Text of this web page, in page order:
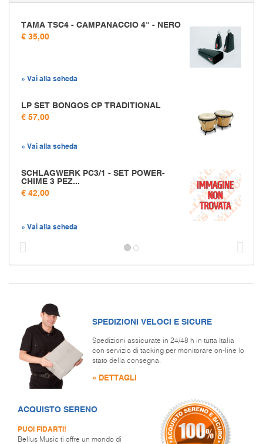
TAMA TSC4 - CAMPANACCIO 4" - NERO
€ 35,00
» Vai alla scheda
LP SET BONGOS CP TRADITIONAL
€ 57,00
» Vai alla scheda
SCHLAGWERK PC3/1 - SET POWER-
CHIME 3 PEZ...
€ 42,00
» Vai alla scheda
SPEDIZIONI VELOCI E SICURE
Spedizioni assicurate in 24/48 h in tutta Italia
con servizio di tacking per monitorare on-line lo
stato della consegna.
» DETTAGLI
ACQUISTO SERENO
PUOI FIDARTI!
Bellus Music ti offre un mondo di